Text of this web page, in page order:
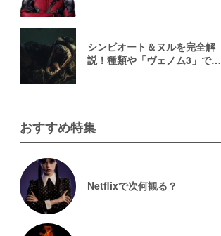
シンビオート＆ヌルを完全解
説！種類や「ヴェノム3」で初
おすすめ特集
Netflixで次何観る？